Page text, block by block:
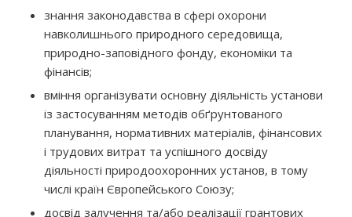
знання законодавства в сфері охорони
навколишнього природного середовища,
природно-заповідного фонду, економіки та
фінансів;
вміння організувати основну діяльність установи
із застосуванням методів обґрунтованого
планування, нормативних матеріалів, фінансових
і трудових витрат та успішного досвіду
діяльності природоохоронних установ, в тому
числі країн Європейського Союзу;
досвід залучення та/або реалізації грантових